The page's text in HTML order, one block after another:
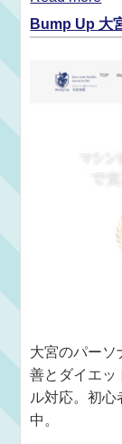
Bump Up 大
大宮のパーソ
善とダイエッ
ル対応。初
中。